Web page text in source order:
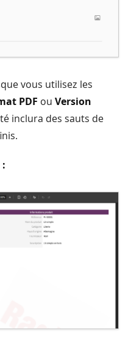
vous utilisez les
PDF ou Version
inclura des sauts de